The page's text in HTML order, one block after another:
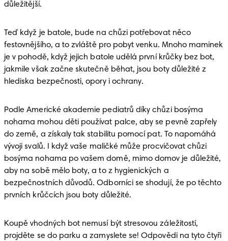
důležitější.
Teď když je batole, bude na chůzi potřebovat něco
festovnějšího, a to zvláště pro pobyt venku. Mnoho maminek
je v pohodě, když jejich batole udělá první krůčky bez bot,
jakmile však začne skutečně běhat, jsou boty důležité z
hlediska bezpečnosti, opory i ochrany.
Podle Americké akademie pediatrů díky chůzi bosýma
nohama mohou děti používat palce, aby se pevně zapřely
do země, a získaly tak stabilitu pomocí pat. To napomáhá
vývoji svalů. I když vaše maličké může procvičovat chůzi
bosýma nohama po vašem domě, mimo domov je důležité,
aby na sobě mělo boty, a to z hygienických a
bezpečnostních důvodů. Odborníci se shodují, že po těchto
prvních krůčcích jsou boty důležité.
Koupě vhodných bot nemusí být stresovou záležitostí,
projděte se do parku a zamyslete se! Odpovědi na tyto čtyři